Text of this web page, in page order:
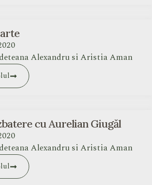
Alexandru si Aristia Aman
cu Aurelian Giugăl
Alexandru si Aristia Aman